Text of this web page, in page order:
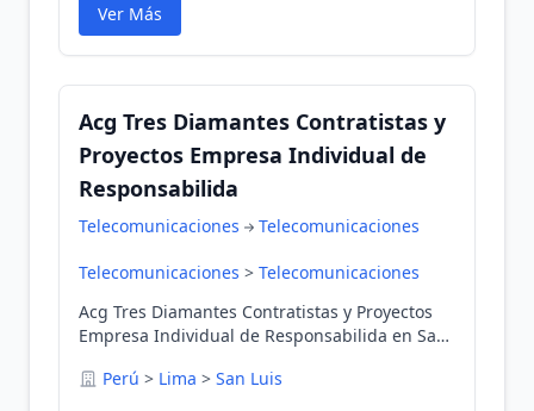
Ver Más
Acg Tres Diamantes Contratistas y
Proyectos Empresa Individual de
Responsabilida
Telecomunicaciones Telecomunicaciones
Telecomunicaciones > Telecomunicaciones
Acg Tres Diamantes Contratistas y Proyectos
Empresa Individual de Responsabilida en San
Perú > Lima > San Luis